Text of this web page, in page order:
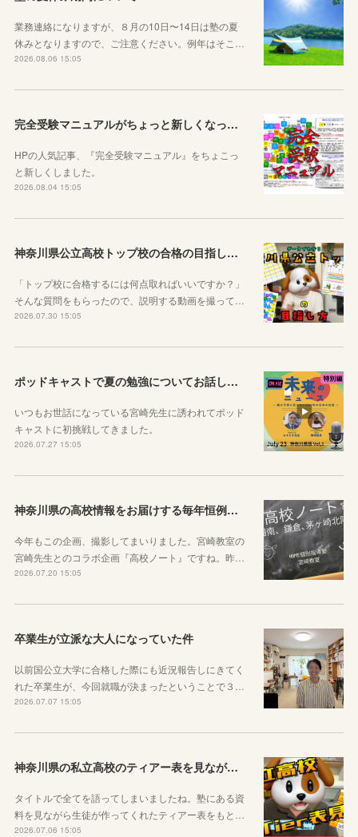
業務連絡になりますが、８月の10日〜14日は塾の夏
休みとなりますので、ご注意ください。例年はそこ…
2026.08.06 15:05
完全受験マニュアルがちょっと新しくなったよ！
HPの人気記事、『完全受験マニュアル』をちょこっ
と新しくしました。
2026.08.04 15:05
神奈川県公立高校トップ校の合格の目指し方について動画をアップしました
「トップ校に合格するには何点取ればいいですか？」
そんな質問をもらったので、説明する動画を撮って…
2026.07.30 15:05
ポッドキャストで夏の勉強についてお話ししています！
いつもお世話になっている宮崎先生に誘われてポッド
キャストに初挑戦してきました。
2026.07.27 15:05
神奈川県の高校情報をお届けする毎年恒例のコラボ企画のお知らせ
今年もこの企画、撮影してまいりました。宮崎教室の
宮崎先生とのコラボ企画『高校ノート』ですね。昨…
2026.07.20 15:05
卒業生が立派な大人になっていた件
以前国公立大学に合格した際にも近況報告しにきてく
れた卒業生が、今回就職が決まったということで３…
2026.07.07 15:05
神奈川県の私立高校のティアー表を見ながら話す動画を作りました！
タイトルで全てを語ってしまいましたね。塾にある資
料を見ながら生徒が作ってくれたティアー表をもと…
2026.07.06 15:05